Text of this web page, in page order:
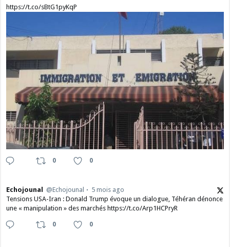
https://t.co/sBtG1pyKqP
0 0
Echojounal @Echojounal
5 mois ago
Tensions USA-Iran : Donald Trump évoque un dialogue, Téhéran dénonce
une « manipulation » des marchés https://t.co/Arp1HCPryR
0 0